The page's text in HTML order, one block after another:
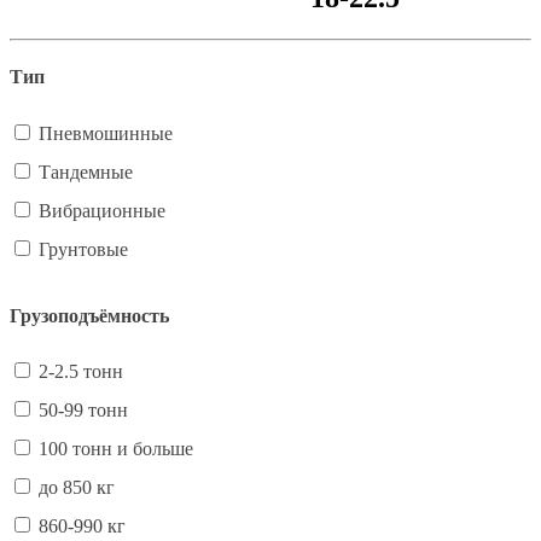
Тип
Пневмошинные
Тандемные
Вибрационные
Грунтовые
Грузоподъёмность
2-2.5 тонн
50-99 тонн
100 тонн и больше
до 850 кг
860-990 кг